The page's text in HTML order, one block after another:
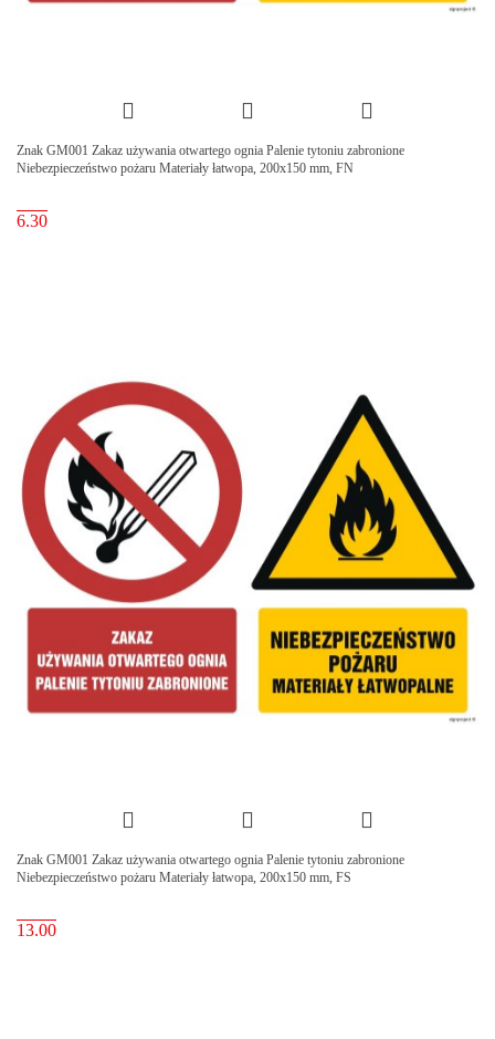
Znak GM001 Zakaz używania otwartego ognia Palenie tytoniu zabronione
Niebezpieczeństwo pożaru Materiały łatwopa, 200x150 mm, FN
6.30
Znak GM001 Zakaz używania otwartego ognia Palenie tytoniu zabronione
Niebezpieczeństwo pożaru Materiały łatwopa, 200x150 mm, FS
13.00